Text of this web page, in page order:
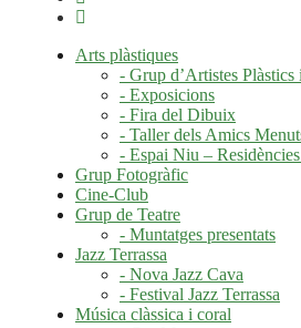
Arts plàstiques
- Grup d’Artistes Plàstics
- Exposicions
- Fira del Dibuix
- Taller dels Amics
- Espai Niu –
Grup Fotogràfic
Cine-Club
Grup de Teatre
- Muntatges presentats
Jazz Terrassa
- Nova Jazz Cava
- Festival Jazz Terrassa
Música clàssica i coral